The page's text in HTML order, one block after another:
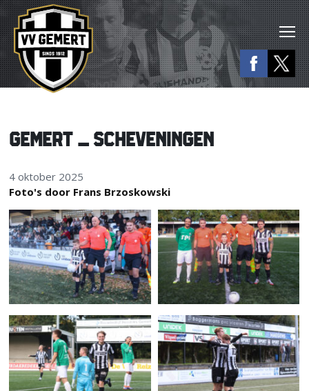
GEMERT – SCHEVENINGEN
4 oktober 2025
Foto's door Frans Brzoskowski